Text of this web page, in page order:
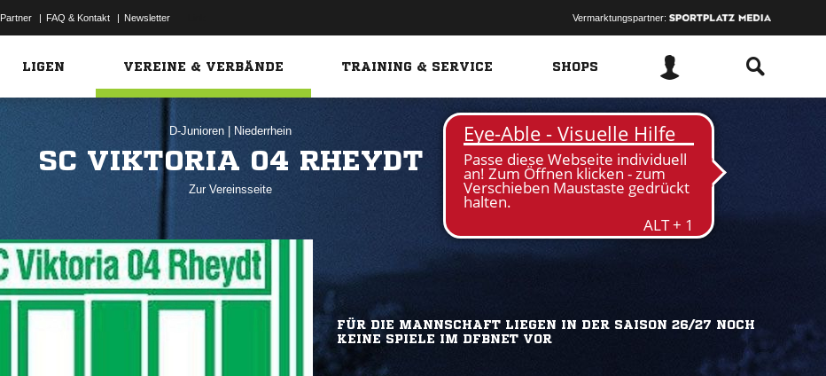
Partner | FAQ & Kontakt | Newsletter Vermarktungspartner:
LIGEN VEREINE & VERBÄNDE TRAINING & SERVICE SHOPS
D-Junioren Niederrhein
SC VIKTORIA 04 RHEYDT
Zur Vereinsseite
FÜR DIE MANNSCHAFT LIEGEN IN DER SAISON 26/27 NOCH
KEINE SPIELE IM DFBNET VOR